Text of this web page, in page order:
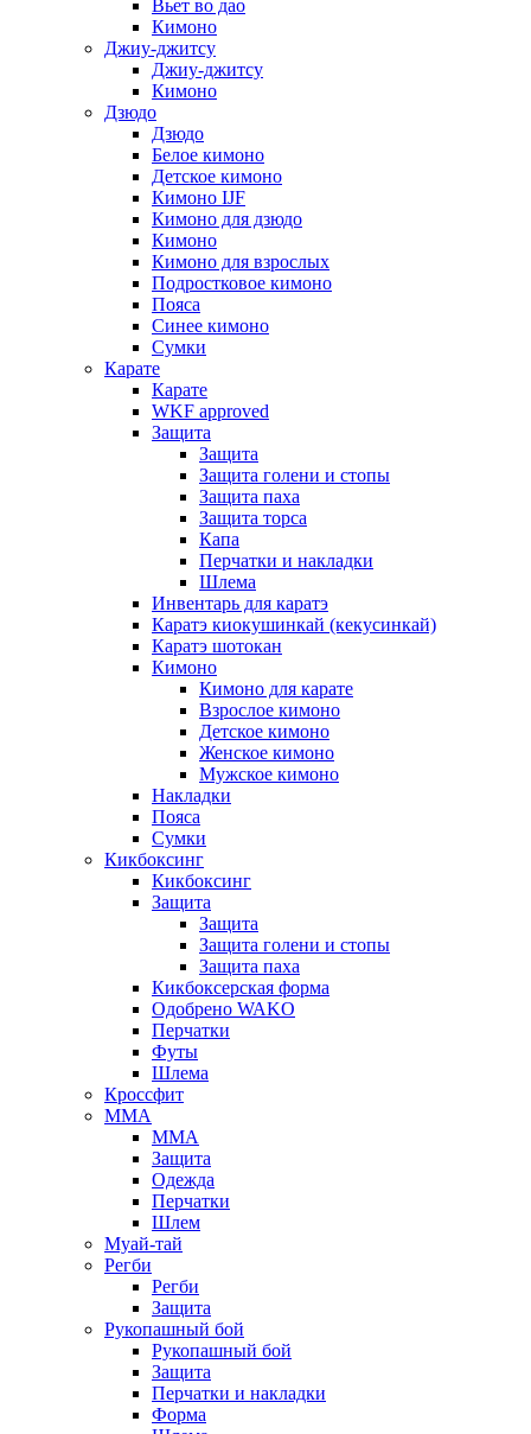
Вьет во дао
Кимоно
Джиу-джитсу
Джиу-джитсу
Кимоно
Дзюдо
Дзюдо
Белое кимоно
Детское кимоно
Кимоно IJF
Кимоно для дзюдо
Кимоно
Кимоно для взрослых
Подростковое кимоно
Пояса
Синее кимоно
Сумки
Карате
Карате
WKF approved
Защита
Защита
Защита голени и стопы
Защита паха
Защита торса
Капа
Перчатки и накладки
Шлема
Инвентарь для каратэ
Каратэ киокушинкай (кекусинкай)
Каратэ шотокан
Кимоно
Кимоно для карате
Взрослое кимоно
Детское кимоно
Женское кимоно
Мужское кимоно
Накладки
Пояса
Сумки
Кикбоксинг
Кикбоксинг
Защита
Защита
Защита голени и стопы
Защита паха
Кикбоксерская форма
Одобрено WAKO
Перчатки
Футы
Шлема
Кроссфит
ММА
ММА
Защита
Одежда
Перчатки
Шлем
Муай-тай
Регби
Регби
Защита
Рукопашный бой
Рукопашный бой
Защита
Перчатки и накладки
Форма